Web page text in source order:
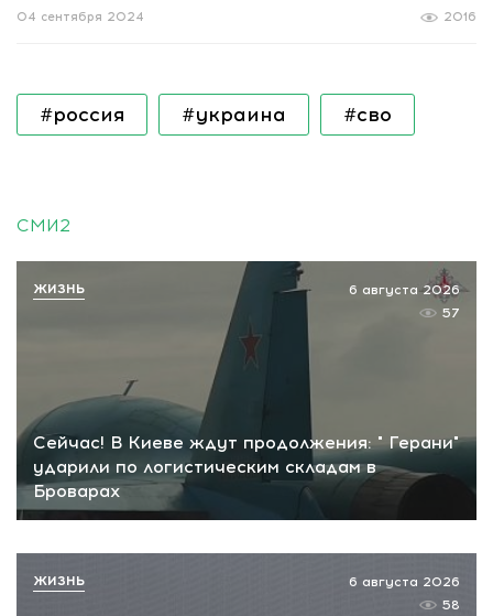
2016
04 сентября 2024
#россия #украина #сво
СМИ2
Сейчас! В Киеве ждут продолжения: " Герани"
ударили по логистическим складам в
Броварах
6 августа 2026
57
ЖИЗНЬ
6 августа 2026
58
ЖИЗНЬ